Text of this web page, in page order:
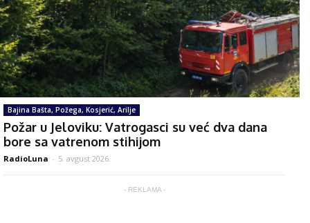
Bajina Bašta, Požega, Kosjerić, Arilje
Požar u Jeloviku: Vatrogasci su već dva dana
bore sa vatrenom stihijom
RadioLuna - 5. avgust 2026.
- REKLAMA -